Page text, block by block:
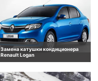
Замена катушки кондиционера
Renault Logan